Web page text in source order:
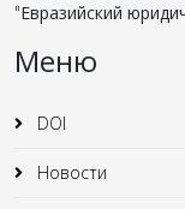
"Евразийский
Меню
DOI
Новости